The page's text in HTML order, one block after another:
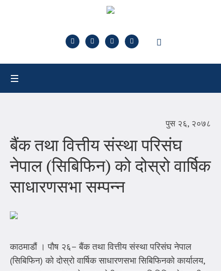
पुस २६, २०७८
बैंक तथा वित्तीय संस्था परिसंघ
नेपाल (सिबिफिन) को दोस्रो वार्षिक
साधारणसभा सम्पन्न
काठमाडौं । पौष २६– बैंक तथा वित्तीय संस्था परिसंघ नेपाल
(सिबिफिन) को दोस्रो वार्षिक साधारणसभा सिबिफिनको कार्यालय,